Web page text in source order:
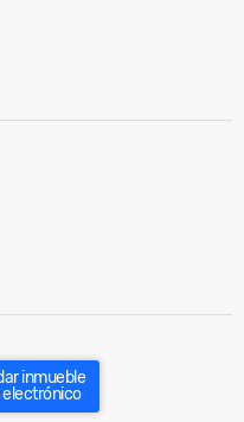
inmueble
electrónico